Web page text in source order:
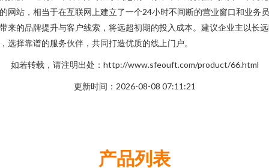
网站，相当于在互联网上建立了一个24小时不间断的营业窗口和业务
来的品牌提升与客户线索，将远超初期的投入成本。建议企业主以长
选择靠谱的服务伙伴，共同打造优质的线上门户。
如若转载，请注明出处：http://www.sfeouft.com/product/66.html
更新时间：2026-08-08 07:11:21
产品列表